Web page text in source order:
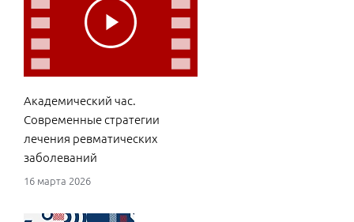
Академический час.
Современные стратегии
лечения ревматических
заболеваний
16 марта 2026